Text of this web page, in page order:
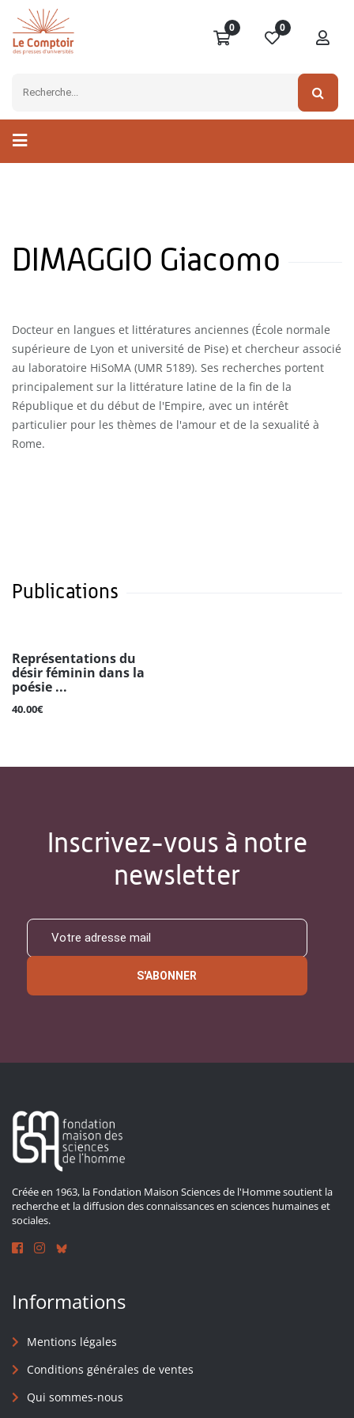
0 0
DIMAGGIO Giacomo
Docteur en langues et littératures anciennes (École normale
supérieure de Lyon et université de Pise) et chercheur associé
au laboratoire HiSoMA (UMR 5189). Ses recherches portent
principalement sur la littérature latine de la fin de la
République et du début de l'Empire, avec un intérêt
particulier pour les thèmes de l'amour et de la sexualité à
Rome.
Publications
Représentations du
désir féminin dans la
poésie ...
40.00€
Inscrivez-vous à notre
newsletter
S'ABONNER
Créée en 1963, la Fondation Maison Sciences de l'Homme soutient la
recherche et la diffusion des connaissances en sciences humaines et
sociales.
Informations
Mentions légales
Conditions générales de ventes
Qui sommes-nous